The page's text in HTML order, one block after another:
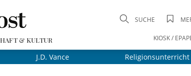
& KULTUR
SUCHE
KIOSK /
J.D. Vance Religionsunterricht